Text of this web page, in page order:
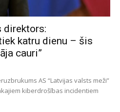
direktors:
katru dienu – šis
cauri”
AS “Latvijas valsts meži”
kiberdrošības incidentiem